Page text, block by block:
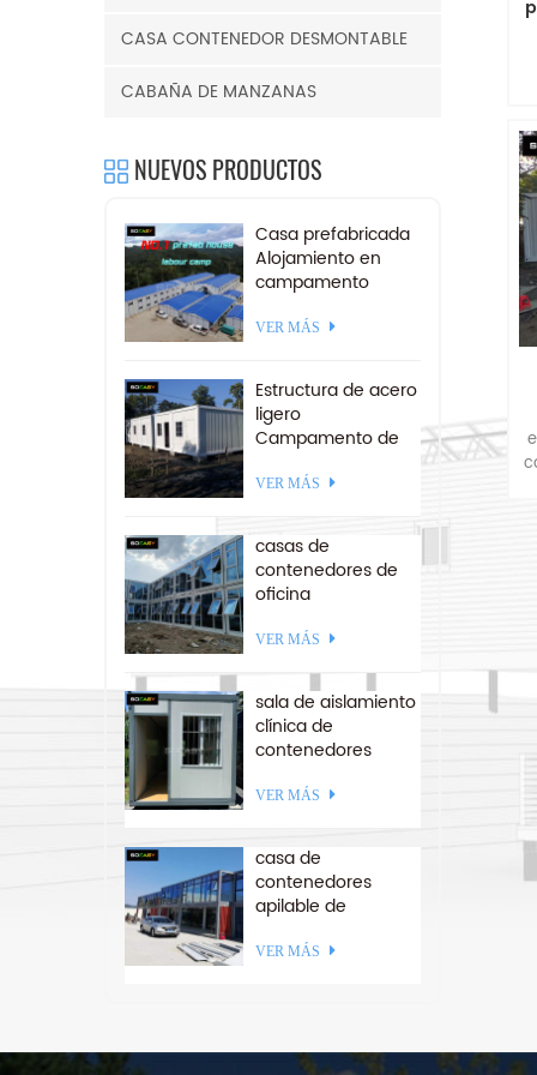
CASA CONTENEDOR DESMONTABLE
CABAÑA DE MANZANAS
NUEVOS PRODUCTOS
Casa prefabricada
Alojamiento en
campamento
trabajo
venta
VER MÁS
Estructura de acero
ligero
Campamento de
desmontables 20
VER MÁS
casas de
contenedores de
oficina
paquete de
estructura de acero
ensamblado rápido
VER MÁS
sala de aislamiento
clínica de
contenedores
américa del sur
VER MÁS
casa de
contenedores
apilable de
ensamblado a
VER MÁS